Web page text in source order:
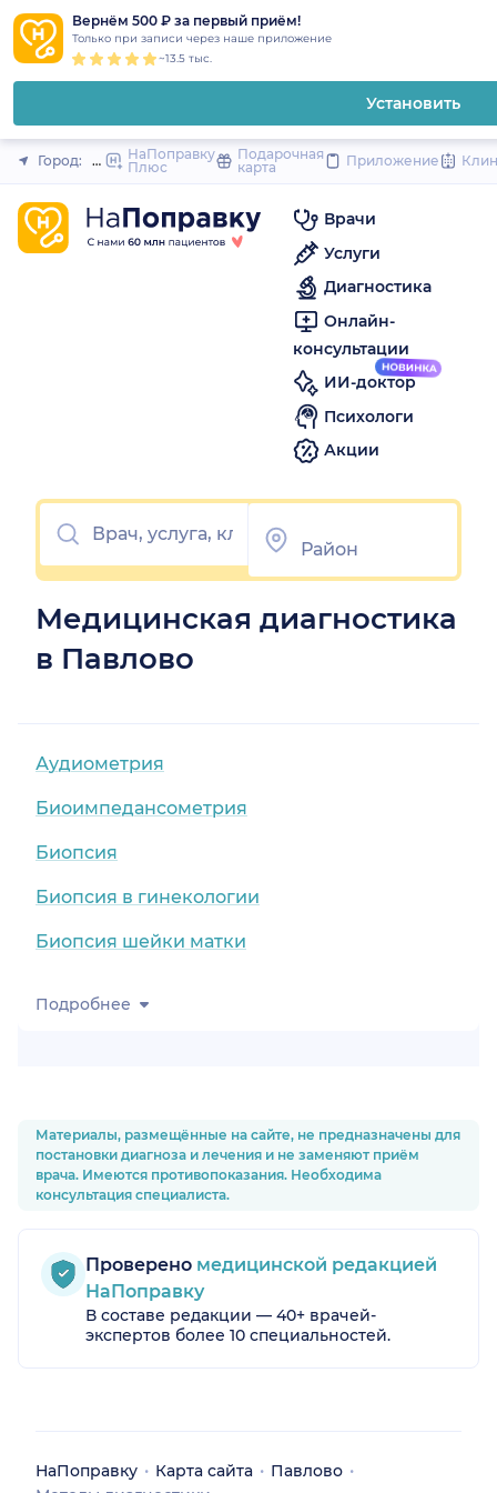
Вернём 500 ₽ за первый приём!
Только при записи через наше приложение
~13.5 тыс.
Установить
Закрыть
Город: ПавловоНаПоправку
Плюс
Подарочная
карта
Приложение
Врачи
Услуги
Диагностика
Онлайн-
консультации
ИИ-доктор
Психологи
Акции
Медицинская диагностика
в Павлово
Аудиометрия
Биоимпедансометрия
Биопсия
Биопсия в гинекологии
Биопсия шейки матки
Подробнее
Материалы, размещённые на сайте, не предназначены для
постановки диагноза и лечения и не заменяют приём
врача. Имеются противопоказания. Необходима
консультация специалиста.
Проверено медицинской редакцией
НаПоправку
В составе редакции — 40+ врачей-
экспертов более 10 специальностей.
НаПоправку Карта сайта
Павлово